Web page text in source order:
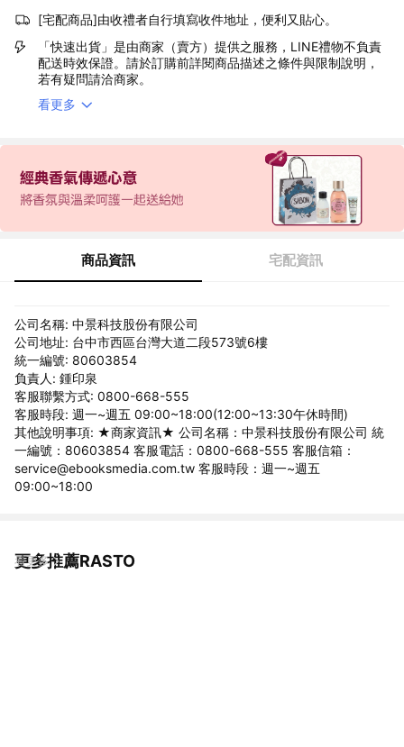
[宅配商品]由收禮者自行填寫收件地址，便利又貼心。
「快速出貨」是由商家（賣方）提供之服務，LINE禮物不負責
配送時效保證。請於訂購前詳閱商品描述之條件與限制說明，
若有疑問請洽商家。
看更多
商品資訊 宅配資訊
公司名稱: 中景科技股份有限公司
公司地址: 台中市西區台灣大道二段573號6樓
統一編號: 80603854
負責人: 鍾印泉
客服聯繫方式: 0800-668-555
客服時段: 週一~週五 09:00~18:00(12:00~13:30午休時間)
其他說明事項: ★商家資訊★ 公司名稱：中景科技股份有限公司 統
一編號：80603854 客服電話：0800-668-555 客服信箱：
service@ebooksmedia.com.tw 客服時段：週一~週五
09:00~18:00
更多推薦RASTO
看更多